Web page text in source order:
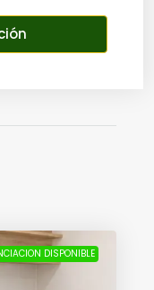
DISPONIBLE